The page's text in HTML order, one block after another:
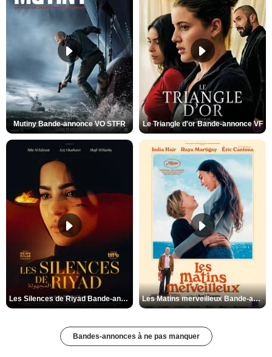
Mutiny Bande-annonce VO STFR Le Triangle d'or Bande-annonce VF
Les Silences de Riyad Bande-annonce VO STFR Les Matins merveilleux Bande-annonce VF
Bandes-annonces à ne pas manquer